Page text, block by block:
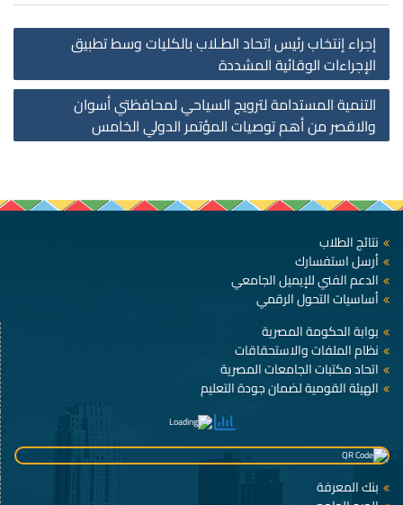
إجراء إنتخاب رئيس اِتحاد الطـلاب بالكليات وسط تطبيق
الإجراءات الوقائية المشددة
التنمية المستدامة لترويج السياحي لمحافظتي أسوان
والاقصر من أهم توصيات المؤتمر الدولي الخامس
نتائج الطلاب
أرسل استفسارك
الدعم الفني للإيميل الجامعي
أساسيات التحول الرقمي
بوابة الحكومة المصرية
نظام الملفات والاستحقاقات
اتحاد مكتبات الجامعات المصرية
الهيئة القومية لضمان جودة التعليم
بنك المعرفة